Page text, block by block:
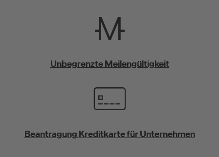
Unbegrenzte Meilengültigkeit
Beantragung Kreditkarte für Unternehmen